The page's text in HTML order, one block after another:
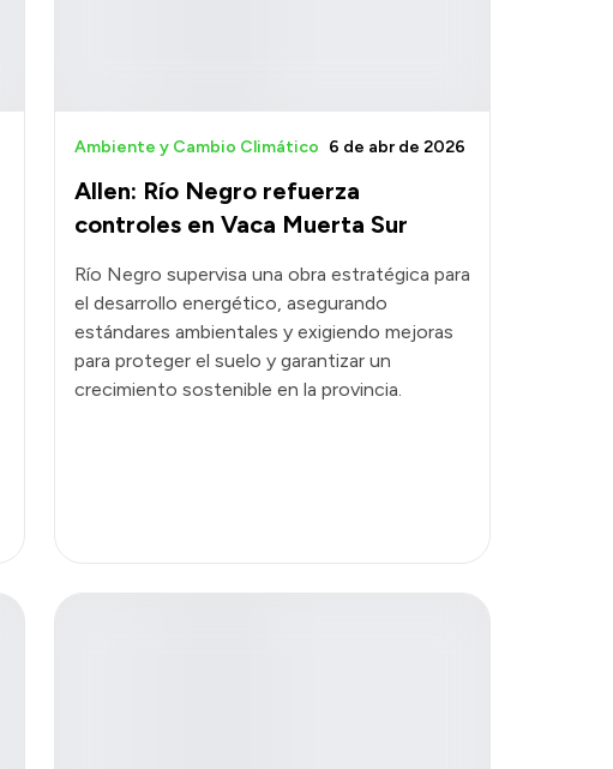
Allen: Río Negro refuerza
controles en Vaca Muerta Sur
Ambiente y Cambio Climático 6 de abr de 2026
Río Negro supervisa una obra estratégica para
el desarrollo energético, asegurando
estándares ambientales y exigiendo mejoras
para proteger el suelo y garantizar un
crecimiento sostenible en la provincia.